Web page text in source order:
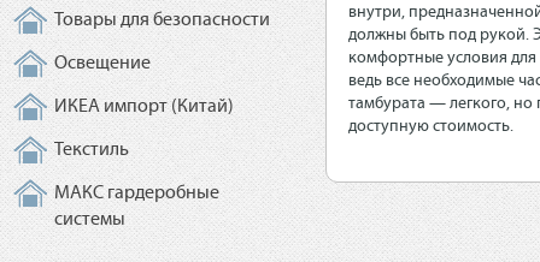
Товары для безопасности
Освещение
ИКЕА импорт (Китай)
Текстиль
МАКС гардеробные
системы
внутри,
должны быть под рукой.
комфортные условия
ведь все необходимые
тамбурата — легкого, но
доступную стоимость.